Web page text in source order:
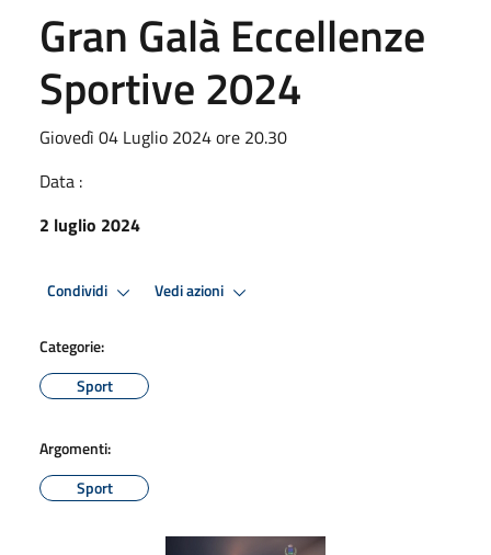
Gran Galà Eccellenze
Sportive 2024
Giovedì 04 Luglio 2024 ore 20.30
Data :
2 luglio 2024
Condividi Vedi azioni
Categorie:
Sport
Argomenti:
Sport